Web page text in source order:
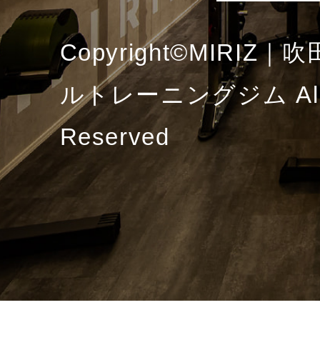
Copyright©MIRIZ｜吹
ルトレーニングジム
Reserved